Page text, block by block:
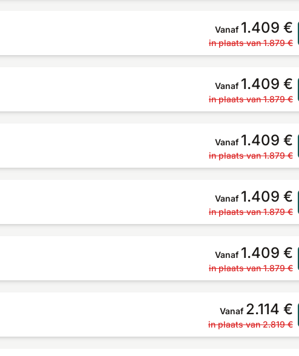
Vanaf 1.409 €
in plaats van 1.879 €
Vanaf 1.409 €
in plaats van 1.879 €
Vanaf 1.409 €
in plaats van 1.879 €
Vanaf 1.409 €
in plaats van 1.879 €
Vanaf 1.409 €
in plaats van 1.879 €
Vanaf 2.114 €
in plaats van 2.819 €